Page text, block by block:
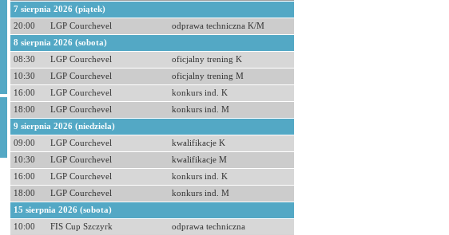
7 sierpnia 2026 (piątek)
20:00
LGP Courchevel
odprawa techniczna K/M
8 sierpnia 2026 (sobota)
08:30
LGP Courchevel
oficjalny trening K
10:30
LGP Courchevel
oficjalny trening M
16:00
LGP Courchevel
konkurs ind. K
18:00
LGP Courchevel
konkurs ind. M
9 sierpnia 2026 (niedziela)
09:00
LGP Courchevel
kwalifikacje K
10:30
LGP Courchevel
kwalifikacje M
16:00
LGP Courchevel
konkurs ind. K
18:00
LGP Courchevel
konkurs ind. M
15 sierpnia 2026 (sobota)
10:00
FIS Cup Szczyrk
odprawa techniczna